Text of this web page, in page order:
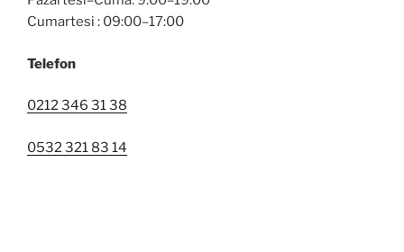
Cumartesi : 09:00–17:00
Telefon
0212 346 31 38
0532 321 83 14